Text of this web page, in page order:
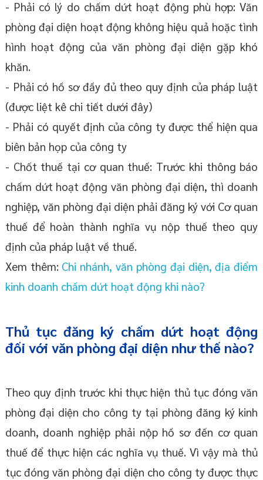
- Phải có lý do chấm dứt hoạt động phù hợp: Văn
phòng đại diện hoạt động không hiệu quả hoặc tình
hình hoạt động của văn phòng đại diện gặp khó
khăn.
- Phải có hồ sơ đầy đủ theo quy định của pháp luật
(được liệt kê chi tiết dưới đây)
- Phải có quyết định của công ty được thể hiện qua
biên bản họp của công ty
- Chốt thuế tại cơ quan thuế: Trước khi thông báo
chấm dứt hoạt động văn phòng đại diện, thì doanh
nghiệp, văn phòng đại diện phải đăng ký với Cơ quan
thuế để hoàn thành nghĩa vụ nộp thuế theo quy
định của pháp luật về thuế.
Xem thêm: Chi nhánh, văn phòng đại diện, địa điểm
kinh doanh chấm dứt hoạt động khi nào?
Thủ tục đăng ký chấm dứt hoạt động
đối với văn phòng đại diện như thế nào?
Theo quy định trước khi thực hiện thủ tục đóng văn
phòng đại diện cho công ty tại phòng đăng ký kinh
doanh, doanh nghiệp phải nộp hồ sơ đến cơ quan
thuế để thực hiện các nghĩa vụ thuế. Vì vậy mà thủ
tục đóng văn phòng đại diện cho công ty được thực